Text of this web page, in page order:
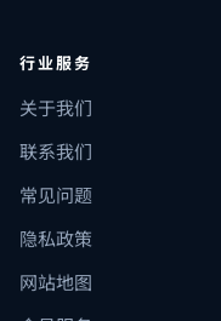
行业服务
关于我们
联系我们
常见问题
隐私政策
网站地图